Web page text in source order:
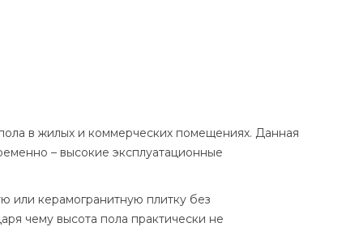
в жилых и коммерческих помещениях. Данная
– высокие эксплуатационные
или керамогранитную плитку без
чему высота пола практически не